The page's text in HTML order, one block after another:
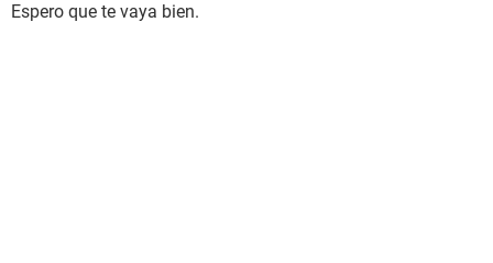
Espero que te vaya bien.